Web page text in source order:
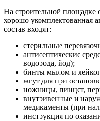
На строительной площадке
хорошо укомплектованная
состав входят:
стерильные
антисептические
водорода, йод);
бинты мылом и
жгут для при
ножницы, пинцет,
внутривенные и
медикаменты (при
инструкция по